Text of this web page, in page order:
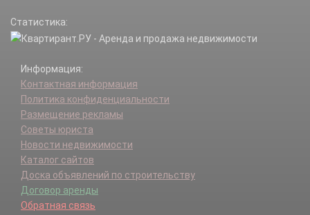
Статистика:
Информация:
Контактная информация
Политика конфиденциальности
Размещение рекламы
Советы юриста
Новости недвижимости
Каталог сайтов
Доска объявлений по строительству
Договор аренды
Обратная связь